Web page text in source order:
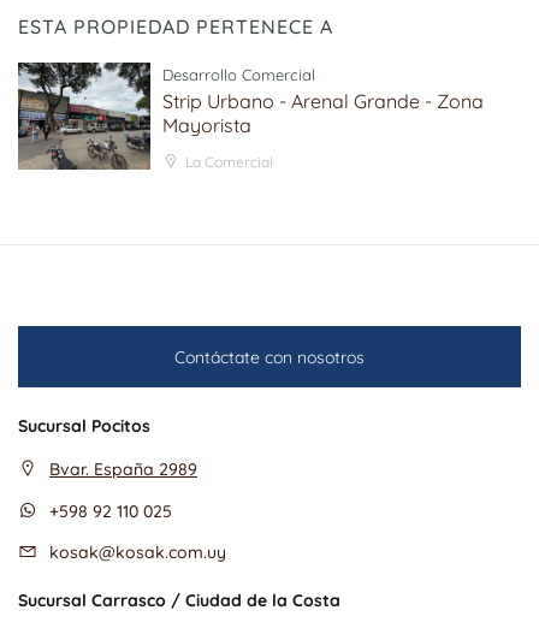
ESTA PROPIEDAD PERTENECE A
Desarrollo Comercial
Strip Urbano - Arenal Grande - Zona
Mayorista
La Comercial
Contáctate con nosotros
Sucursal Pocitos
Bvar. España 2989
+598 92 110 025
kosak@kosak.com.uy
Sucursal Carrasco / Ciudad de la Costa